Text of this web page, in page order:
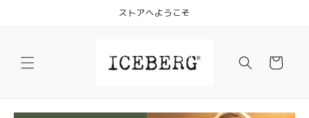
ストアへようこそ
ー